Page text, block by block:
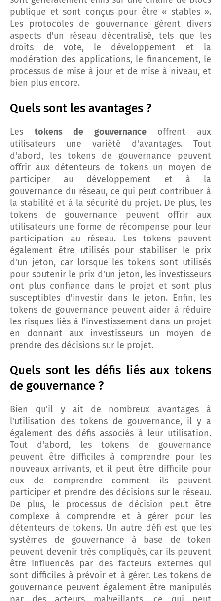
publique et sont conçus pour être « stables ».
Les protocoles de gouvernance gèrent divers
aspects d'un réseau décentralisé, tels que les
droits de vote, le développement et la
modération des applications, le financement, le
processus de mise à jour et de mise à niveau, et
bien plus encore.
Quels sont les avantages ?
Les tokens de gouvernanceoffrent aux
utilisateurs une variété d'avantages. Tout
d'abord, les tokens de gouvernance peuvent
offrir aux détenteurs de tokens un moyen de
participer au développement et à la
gouvernance du réseau, ce qui peut contribuer à
la stabilité et à la sécurité du projet. De plus, les
tokens de gouvernance peuvent offrir aux
utilisateurs une forme de récompense pour leur
participation au réseau. Les tokens peuvent
également être utilisés pour stabiliser le prix
d'un jeton, car lorsque les tokens sont utilisés
pour soutenir le prix d'un jeton, les investisseurs
ont plus confiance dans le projet et sont plus
susceptibles d'investir dans le jeton. Enfin, les
tokens de gouvernance peuvent aider à réduire
les risques liés à l'investissement dans un projet
en donnant aux investisseurs un moyen de
prendre des décisions sur le projet.
Quels sont les défis liés aux tokens
de gouvernance ?
Bien qu'il y ait de nombreux avantages à
l'utilisation des tokens de gouvernance, il y a
également des défis associés à leur utilisation.
Tout d'abord, les tokens de gouvernance
peuvent être difficiles à comprendre pour les
nouveaux arrivants, et il peut être difficile pour
eux de comprendre comment ils peuvent
participer et prendre des décisions sur le réseau.
De plus, le processus de décision peut être
complexe à comprendre et à gérer pour les
détenteurs de tokens. Un autre défi est que les
systèmes de gouvernance à base de token
peuvent devenir très compliqués, car ils peuvent
être influencés par des facteurs externes qui
sont difficiles à prévoir et à gérer. Les tokens de
gouvernance peuvent également être manipulés